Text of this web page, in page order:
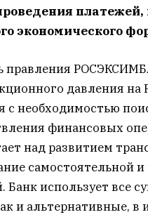
платежей,
экономического
правления
давления на
с необходимостью
финансовых
над развитием
самостоятельной
Банк использует все
и альтернативные, в